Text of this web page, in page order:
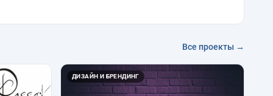
Все проекты →
ДИЗАЙН И БРЕНДИНГ